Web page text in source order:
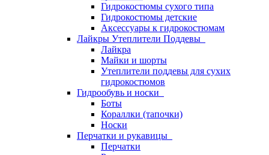
Гидрокостюмы сухого типа
Гидрокостюмы детские
Аксессуары к гидрокостюмам
Лайкры Утеплители Поддевы
Лайкра
Майки и шорты
Утеплители поддевы для сухих
гидрокостюмов
Гидрообувь и носки
Боты
Кораллки (тапочки)
Носки
Перчатки и рукавицы
Перчатки